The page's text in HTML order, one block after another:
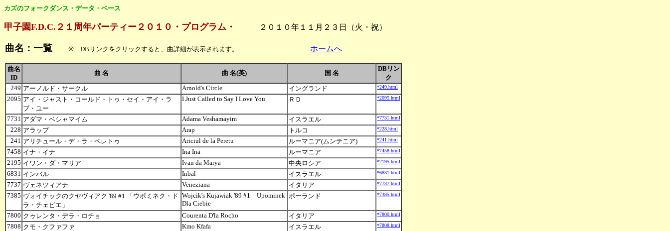
カズのフォークダンス・データ・ベース
甲子園F.D.C.２１周年パーティー２０１０・プログラム・ ２０１０年１１月２３日（火・祝）
曲名：一覧 ※ DBリンクをクリックすると、曲詳細が表示されます。 ホームへ
曲名
ID
曲 名 曲 名(英) 国 名
DBリン
ク
249 アーノルド・サークル Arnold's Circle イングランド *249.html
2095 アイ・ジャスト・コールド・トゥ・セイ・アイ・ラ
ブ・ユー
I Just Called to Say I Love You ＲＤ *2095.html
7731 アダマ・ベシャマイム Adama Veshamayim イスラエル *7731.html
228 アラップ Arap トルコ *228.html
241 アリチュール・デ・ラ・ペレトゥ Ariciul de la Peretu ルーマニア(ムンテニア) *241.html
7458 イナ・イナ Ina Ina ルーマニア *7458.html
2195 イワン・ダ・マリア Ivan da Marya 中央ロシア *2195.html
6831 インバル Inbal イスラエル *6831.html
7737 ヴェネツィアナ Veneziana イタリア *7737.html
7385 ヴォイチックのクヤヴィアク '89 #1 「ウポミネク・ド
ラ・チェビエ」
Wojcik's Kujawiak '89 #1 Upominek
Dla Ciebie
ポーランド *7385.html
7800 クゥレンタ・デラ・ロチョ Courenta D'la Rocho イタリア *7800.html
7808 クモ・クファファ Kmo Kfafa イスラエル *7808.html